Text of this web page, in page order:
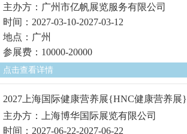
主办方：广州市亿帆展览服务有限公司
时间：2027-03-10-2027-03-12
地点：广州
参展费：10000-20000
点击查看详情
2027上海国际健康营养展{HNC健康营养展}
主办方：上海博华国际展览有限公司
时间：2027-06-22-2027-06-22